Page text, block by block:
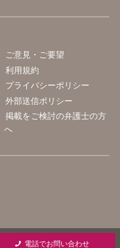
電話でお問い合わせ
ご意見・ご要望
利用規約
プライバシーポリシー
外部送信ポリシー
掲載をご検討の弁護士の方
へ